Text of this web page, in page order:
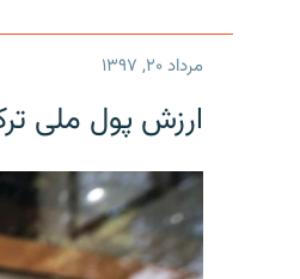
مرداد ۲۰, ۱۳۹۷
ارزش پول ملی ترکیه در